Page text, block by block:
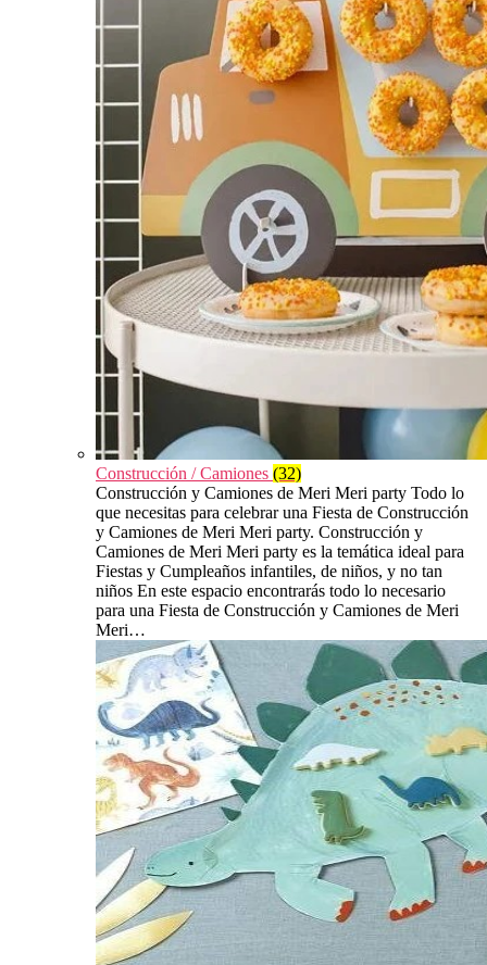
Construcción / Camiones (32)
Construcción y Camiones de Meri Meri party Todo lo
que necesitas para celebrar una Fiesta de Construcción
y Camiones de Meri Meri party. Construcción y
Camiones de Meri Meri party es la temática ideal para
Fiestas y Cumpleaños infantiles, de niños, y no tan
niños En este espacio encontrarás todo lo necesario
para una Fiesta de Construcción y Camiones de Meri
Meri…